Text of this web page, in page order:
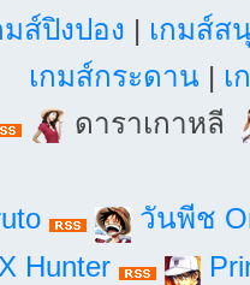
มส์ปิงปอง | เกมส์ส
เกมส์กระดาน | เ
ดาราเกาหลี
วันพีช
Hunter